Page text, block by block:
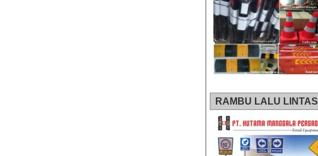
RAMBU LALU LINTAS